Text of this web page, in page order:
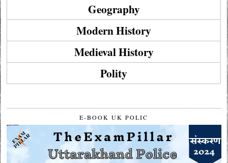
Geography
Modern History
Medieval History
Polity
E-BOOK UK POLIC